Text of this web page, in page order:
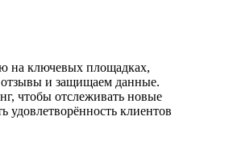
на ключевых площадках,
и защищаем данные.
чтобы отслеживать новые
клиентов